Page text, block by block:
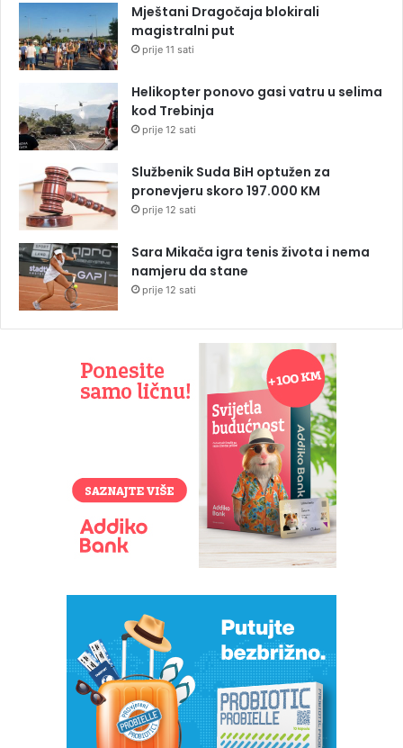
Mještani Dragočaja blokirali
magistralni put
prije 11 sati
Helikopter ponovo gasi vatru u selima
kod Trebinja
prije 12 sati
Službenik Suda BiH optužen za
pronevjeru skoro 197.000 KM
prije 12 sati
Sara Mikača igra tenis života i nema
namjeru da stane
prije 12 sati